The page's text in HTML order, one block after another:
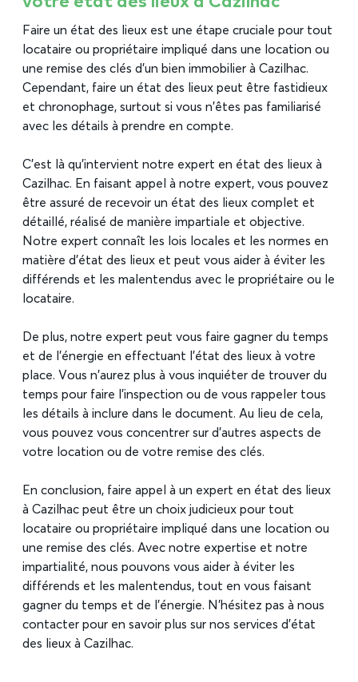
Faire un état des lieux est une étape cruciale pour tout
locataire ou propriétaire impliqué dans une location ou
une remise des clés d’un bien immobilier à Cazilhac.
Cependant, faire un état des lieux peut être fastidieux
et chronophage, surtout si vous n’êtes pas familiarisé
avec les détails à prendre en compte.
C’est là qu’intervient notre expert en état des lieux à
Cazilhac. En faisant appel à notre expert, vous pouvez
être assuré de recevoir un état des lieux complet et
détaillé, réalisé de manière impartiale et objective.
Notre expert connaît les lois locales et les normes en
matière d’état des lieux et peut vous aider à éviter les
différends et les malentendus avec le propriétaire ou le
locataire.
De plus, notre expert peut vous faire gagner du temps
et de l’énergie en effectuant l’état des lieux à votre
place. Vous n’aurez plus à vous inquiéter de trouver du
temps pour faire l’inspection ou de vous rappeler tous
les détails à inclure dans le document. Au lieu de cela,
vous pouvez vous concentrer sur d’autres aspects de
votre location ou de votre remise des clés.
En conclusion, faire appel à un expert en état des lieux
à Cazilhac peut être un choix judicieux pour tout
locataire ou propriétaire impliqué dans une location ou
une remise des clés. Avec notre expertise et notre
impartialité, nous pouvons vous aider à éviter les
différends et les malentendus, tout en vous faisant
gagner du temps et de l’énergie. N’hésitez pas à nous
contacter pour en savoir plus sur nos services d’état
des lieux à Cazilhac.